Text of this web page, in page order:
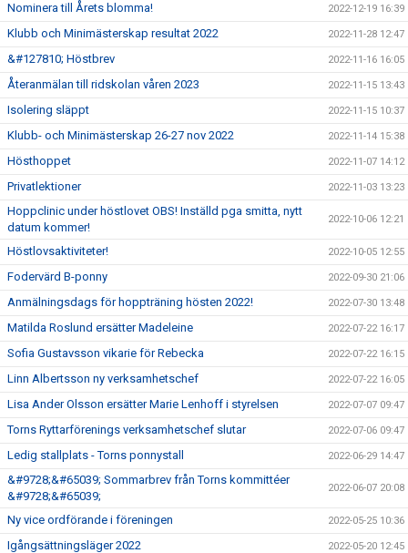
Nominera till Årets blomma! 2022-12-19 16:39
Klubb och Minimästerskap resultat 2022 2022-11-28 12:47
&#127810; Höstbrev 2022-11-16 16:05
Återanmälan till ridskolan våren 2023 2022-11-15 13:43
Isolering släppt 2022-11-15 10:37
Klubb- och Minimästerskap 26-27 nov 2022 2022-11-14 15:38
Hösthoppet 2022-11-07 14:12
Privatlektioner 2022-11-03 13:23
Hoppclinic under höstlovet OBS! Inställd pga smitta, nytt
datum kommer!
2022-10-06 12:21
Höstlovsaktiviteter! 2022-10-05 12:55
Fodervärd B-ponny 2022-09-30 21:06
Anmälningsdags för hoppträning hösten 2022! 2022-07-30 13:48
Matilda Roslund ersätter Madeleine 2022-07-22 16:17
Sofia Gustavsson vikarie för Rebecka 2022-07-22 16:15
Linn Albertsson ny verksamhetschef 2022-07-22 16:05
Lisa Ander Olsson ersätter Marie Lenhoff i styrelsen 2022-07-07 09:47
Torns Ryttarförenings verksamhetschef slutar 2022-07-06 09:47
Ledig stallplats - Torns ponnystall 2022-06-29 14:47
&#9728;&#65039; Sommarbrev från Torns kommittéer
&#9728;&#65039;
2022-06-07 20:08
Ny vice ordförande i föreningen 2022-05-25 10:36
Igångsättningsläger 2022 2022-05-20 12:45